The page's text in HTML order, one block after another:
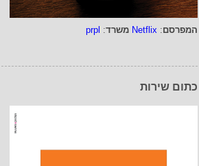
המפרסם:
Netflix משרד:
prpl
כתום שירות